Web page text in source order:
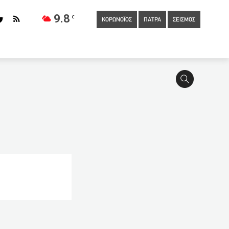
9.8 C
ΚΟΡΩΝΟΪΟΣ ΠΑΤΡΑ ΣΕΙΣΜΟΣ
ερευνητές έχουν κάνει δημοσιεύσεις μέσα σε 14
Πλησιάζει η ώρα των εξηγήσεων για